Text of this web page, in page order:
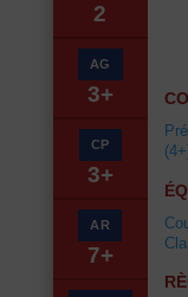
2
AG
3+
CP
3+
AR
7+